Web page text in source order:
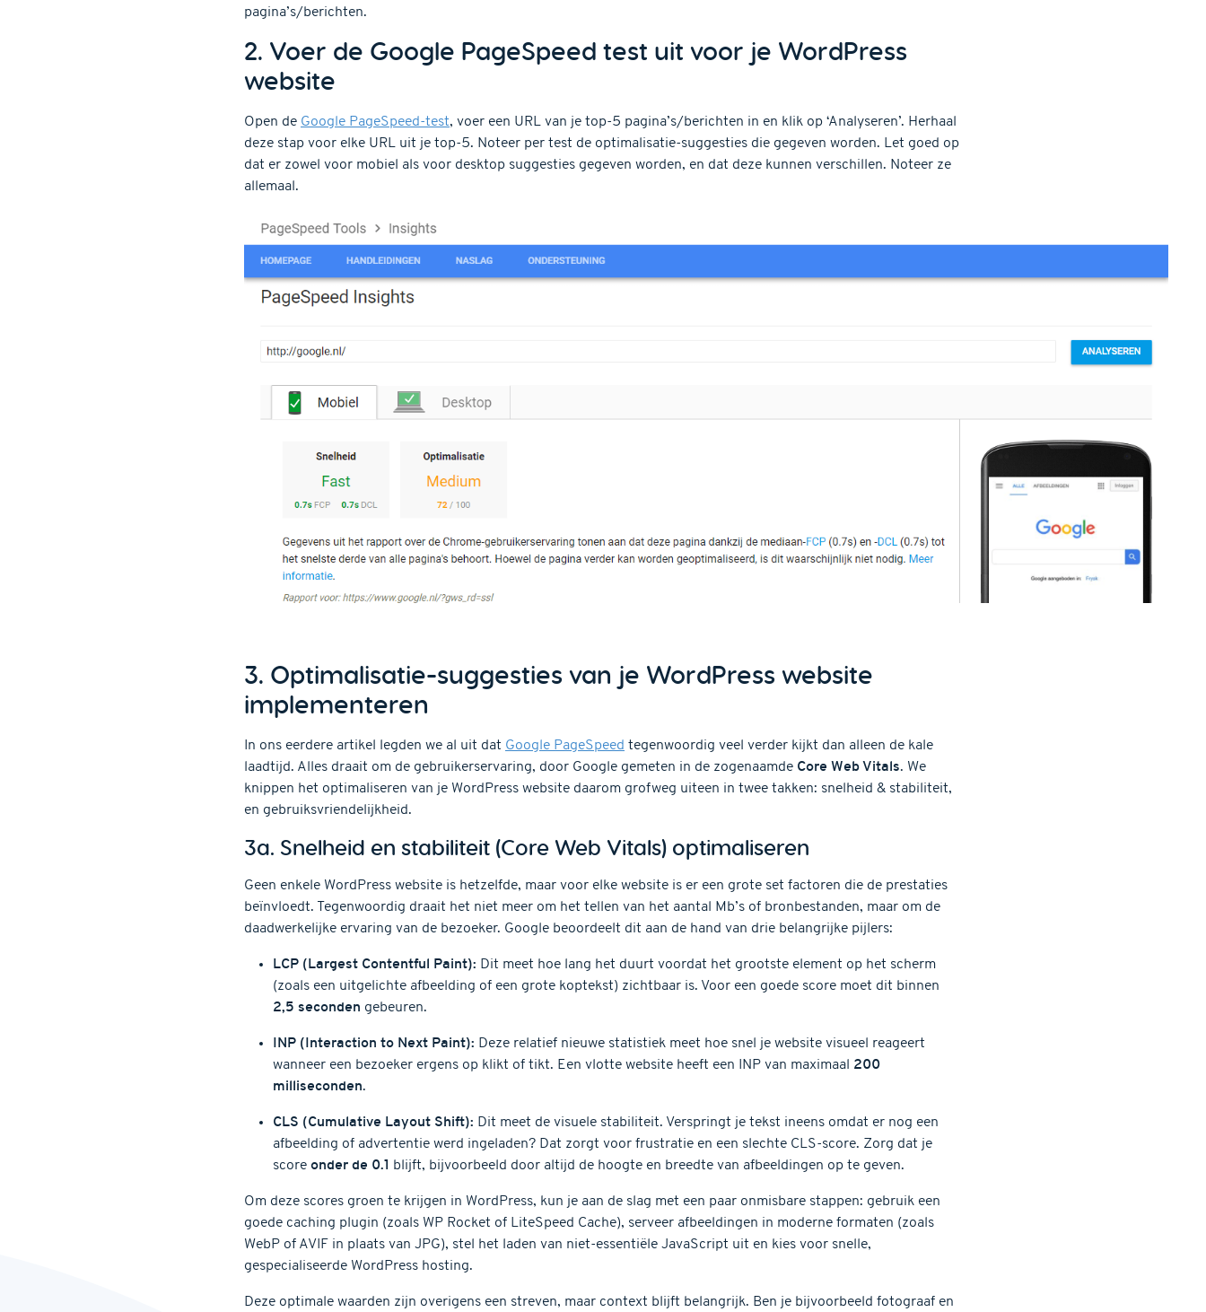
pagina’s/berichten.
2. Voer de Google PageSpeed test uit voor je WordPress
website
Open de Google PageSpeed-test, voer een URL van je top-5 pagina’s/berichten in en klik op ‘Analyseren’. Herhaal
deze stap voor elke URL uit je top-5. Noteer per test de optimalisatie-suggesties die gegeven worden. Let goed op
dat er zowel voor mobiel als voor desktop suggesties gegeven worden, en dat deze kunnen verschillen. Noteer ze
allemaal.
3. Optimalisatie-suggesties van je WordPress website
implementeren
In ons eerdere artikel legden we al uit dat Google PageSpeed tegenwoordig veel verder kijkt dan alleen de kale
laadtijd. Alles draait om de gebruikerservaring, door Google gemeten in de zogenaamde Core Web Vitals. We
knippen het optimaliseren van je WordPress website daarom grofweg uiteen in twee takken: snelheid & stabiliteit,
en gebruiksvriendelijkheid.
3a. Snelheid en stabiliteit (Core Web Vitals) optimaliseren
Geen enkele WordPress website is hetzelfde, maar voor elke website is er een grote set factoren die de prestaties
beïnvloedt. Tegenwoordig draait het niet meer om het tellen van het aantal Mb’s of bronbestanden, maar om de
daadwerkelijke ervaring van de bezoeker. Google beoordeelt dit aan de hand van drie belangrijke pijlers:
LCP (Largest Contentful Paint): Dit meet hoe lang het duurt voordat het grootste element op het scherm
(zoals een uitgelichte afbeelding of een grote koptekst) zichtbaar is. Voor een goede score moet dit binnen
2,5 seconden gebeuren.
INP (Interaction to Next Paint): Deze relatief nieuwe statistiek meet hoe snel je website visueel reageert
wanneer een bezoeker ergens op klikt of tikt. Een vlotte website heeft een INP van maximaal 200
milliseconden.
CLS (Cumulative Layout Shift): Dit meet de visuele stabiliteit. Verspringt je tekst ineens omdat er nog een
afbeelding of advertentie werd ingeladen? Dat zorgt voor frustratie en een slechte CLS-score. Zorg dat je
score onder de 0.1 blijft, bijvoorbeeld door altijd de hoogte en breedte van afbeeldingen op te geven.
Om deze scores groen te krijgen in WordPress, kun je aan de slag met een paar onmisbare stappen: gebruik een
goede caching plugin (zoals WP Rocket of LiteSpeed Cache), serveer afbeeldingen in moderne formaten (zoals
WebP of AVIF in plaats van JPG), stel het laden van niet-essentiële JavaScript uit en kies voor snelle,
gespecialiseerde WordPress hosting.
Deze optimale waarden zijn overigens een streven, maar context blijft belangrijk. Ben je bijvoorbeeld fotograaf en